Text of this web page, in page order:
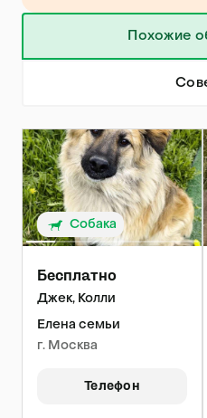
Похожие
Собака
Бесплатно
Джек, Колли
Елена семьи
г. Москва
Телефон